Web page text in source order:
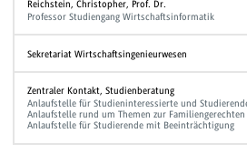
Reichstein, Christopher, Prof. Dr.
Professor Studiengang Wirtschaftsinformatik
Sekretariat Wirtschaftsingenieurwesen
Zentraler Kontakt, Studienberatung
Anlaufstelle für Studieninteressierte und
Anlaufstelle rund um Themen zur
Anlaufstelle für Studierende mit Beeinträchtigung